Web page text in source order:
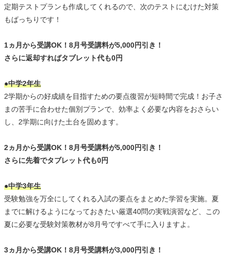
定期テストプランも作成してくれるので、次のテストにむけた対策
もばっちりです！
1ヵ月から受講OK！8月号受講料が5,000円引き！
さらに返却すればタブレット代も0円
●中学2年生
2学期からの好成績を目指すための要点復習が短時間で完成！お子さ
まの苦手に合わせた個別プランで、効率よく必要な内容をおさらい
し、2学期に向けた土台を固めます。
2ヵ月から受講OK！8月号受講料が5,000円引き！
さらに先着でタブレット代も0円
●中学3年生
受験勉強を万全にしてくれる入試の要点をまとめた学習を実施。夏
までに解けるようになっておきたい厳選40問の実戦演習など、この
夏に必要な受験対策教材が8月号ですべて手に入りますよ。
3ヵ月から受講OK！8月号受講料が3,000円引き！